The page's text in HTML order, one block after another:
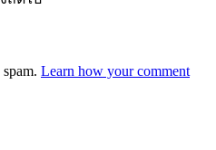
Learn how your comment